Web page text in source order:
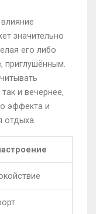
значительно
его либо
приглушённым.
и вечернее,
эффекта и